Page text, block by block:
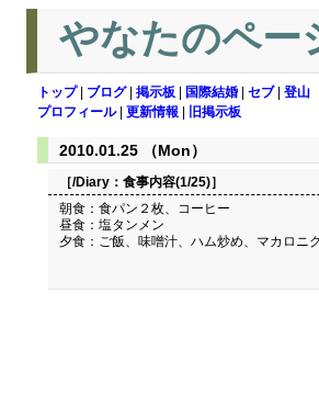
やなたのペー
トップ| ブログ| 掲示板 国際結婚 セブ| 登山
プロフィール| 更新情報 旧掲示板
2010.01.25 （Mon）
［/Diary： 食事内容(1/25)］
朝食：食パン２枚、コーヒー
昼食：塩タンメン
夕食：ご飯、味噌汁、ハム炒め、マカロニ